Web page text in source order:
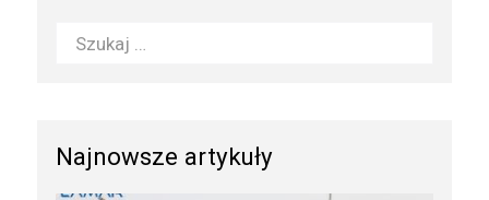
Najnowsze artykuły